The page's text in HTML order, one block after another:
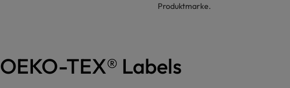
Produktmarke.
OEKO-TEX® Labels